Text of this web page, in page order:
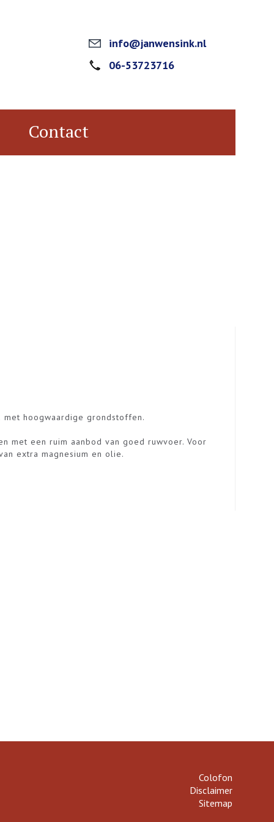
info@janwensink.nl
06-53723716
Contact
met hoogwaardige grondstoffen.
met een ruim aanbod van goed ruwvoer. Voor
extra magnesium en olie.
Colofon
Disclaimer
Sitemap